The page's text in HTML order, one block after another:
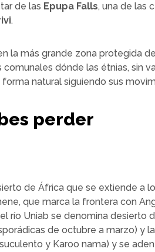
de las Epupa Falls, una de las
.
la más grande zona protegida
dónde las étnias, sin
natural siguiendo sus
perder
de África que se extiende a
que marca la frontera con
río Uniab se denomina desierto
de octubre a marzo) y
y Karoo nama) y se